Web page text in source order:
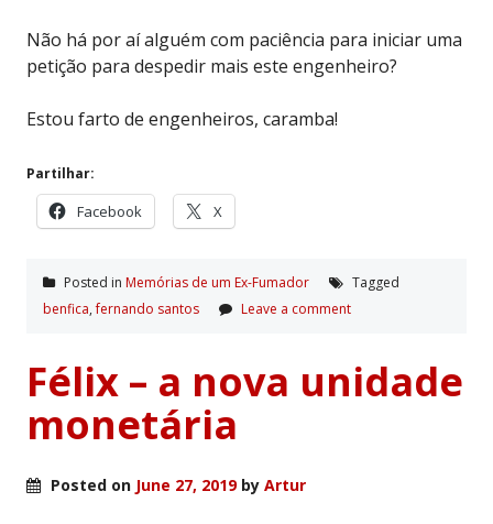
Não há por aí alguém com paciência para iniciar uma
petição para despedir mais este engenheiro?
Estou farto de engenheiros, caramba!
Partilhar:
Facebook X
Posted in Memórias de um Ex-Fumador
Tagged
benfica,fernando santos Leave a comment
Félix – a nova unidade
monetária
Posted on June 27, 2019by Artur